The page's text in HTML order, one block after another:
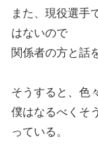
また、現役選手
はないので
関係者の方と話
そうすると、色
僕はなるべくそ
っている。